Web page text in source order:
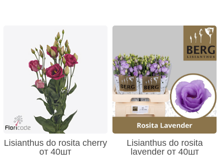
Lisianthus do rosita cherry
от 40шт
Lisianthus do rosita
lavender от 40шт